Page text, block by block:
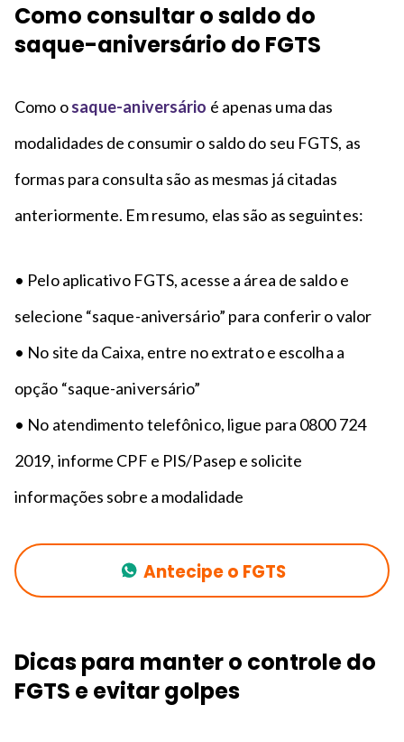
Como consultar o saldo do
saque-aniversário do FGTS
Como osaque-aniversário é apenas uma das
modalidades de consumir o saldo do seu FGTS, as
formas para consulta são as mesmas já citadas
anteriormente. Em resumo, elas são as seguintes:
• Pelo aplicativo FGTS, acesse a área de saldo e
selecione “saque-aniversário” para conferir o valor
• No site da Caixa, entre no extrato e escolha a
opção “saque-aniversário”
• No atendimento telefônico, ligue para 0800 724
2019, informe CPF e PIS/Pasep e solicite
informações sobre a modalidade
Antecipe o FGTS
Dicas para manter o controle do
FGTS e evitar golpes